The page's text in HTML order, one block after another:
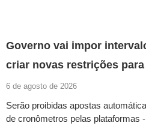
Governo vai impor
criar novas restrições
6 de agosto de 2026
Serão proibidas apostas
de cronômetros pelas plataformas